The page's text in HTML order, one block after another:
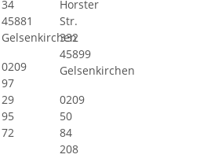
34
45881
Gelsenkirchen
0209
97
29
95
72
Horster
Str.
332
45899
Gelsenkirchen
0209
50
84
208